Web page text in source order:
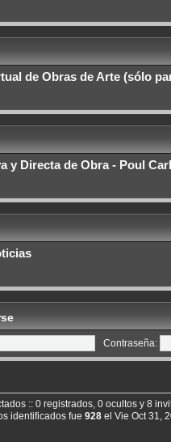
de Obras de Arte (sólo
y Directa de Obra - Poul
Contraseña:
:: 0 registrados, 0 ocultos y 8
identificados fue 928el Vie Oct 31,